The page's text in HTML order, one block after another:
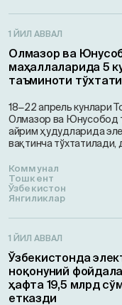
1 ЙИЛ АВВАЛ
Олмазор ва
маҳаллаларида 5
таъминоти
18−22 апрель кунлари
Олмазор ва Юнусобод
айрим ҳудудларида
вақтинча тўхтатилади,
Коммунал
Тошкент
Ўзбекистон
Янгиликлар
1 ЙИЛ АВВАЛ
Ўзбекистонда
ноқонуний
ҳафта 19,5 млрд
етказди